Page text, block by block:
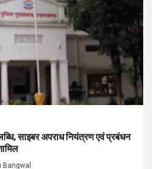
साइबर अपराध नियंत्रण एवं प्रबंधन
Bangwal